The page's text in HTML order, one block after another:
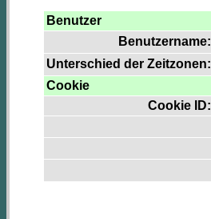
Benutzer
Benutzername:
Unterschied der Zeitzonen:
Cookie
Cookie ID: